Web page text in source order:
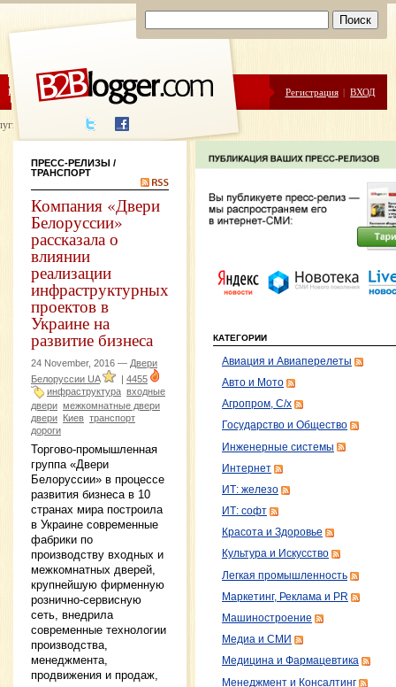
ЦЕНЫ ПОМОЩЬ Регистрация | ВХОД
написания
ПРЕСС-РЕЛИЗЫ /
ТРАНСПОРТ
Компания «Двери
Белоруссии»
рассказала о
влиянии
реализации
инфраструктурных
проектов в
Украине на
развитие бизнеса
24 November, 2016 — Двери
Белоруссии UA
| 4455
инфраструктура входные
двери межкомнатные двери
двери Киев транспорт
дороги
Торгово-промышленная
группа «Двери
Белоруссии» в процессе
развития бизнеса в 10
странах мира построила
в Украине современные
фабрики по
производству входных и
межкомнатных дверей,
крупнейшую фирменную
рознично-сервисную
сеть, внедрила
современные технологии
производства,
менеджмента,
продвижения и продаж,
КАТЕГОРИИ
Авиация и Авиаперелеты
Авто и Мото
Агропром, С/х
Государство и Общество
Инженерные системы
Интернет
ИТ: железо
ИТ: софт
Красота и Здоровье
Культура и Искусство
Легкая промышленность
Маркетинг, Реклама и PR
Машиностроение
Медиа и СМИ
Медицина и Фармацевтика
Менеджмент и Консалтинг